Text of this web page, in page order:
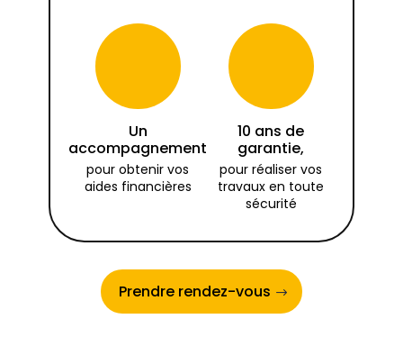
Un
accompagnement
pour obtenir vos
aides financières
10 ans de
garantie,
pour réaliser vos
travaux en toute
sécurité
Prendre rendez-vous